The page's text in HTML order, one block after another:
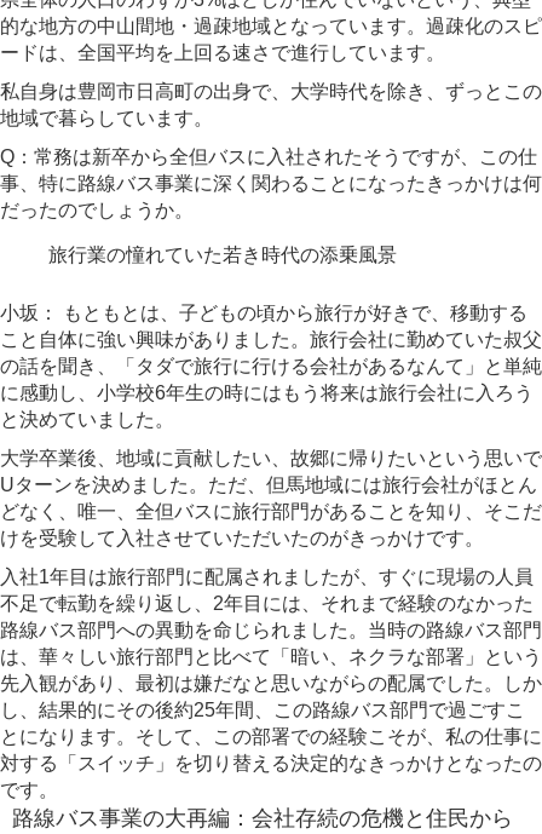
的な地方の中山間地・過疎地域となっています。過疎化のスピ
ードは、全国平均を上回る速さで進行しています。
私自身は豊岡市日高町の出身で、大学時代を除き、ずっとこの
地域で暮らしています。
Q：常務は新卒から全但バスに入社されたそうですが、この仕
事、特に路線バス事業に深く関わることになったきっかけは何
だったのでしょうか。
旅行業の憧れていた若き時代の添乗風景
小坂：
もともとは、子どもの頃から旅行が好きで、移動する
こと自体に強い興味がありました。旅行会社に勤めていた叔父
の話を聞き、「タダで旅行に行ける会社があるなんて」と単純
に感動し、小学校6年生の時にはもう将来は旅行会社に入ろう
と決めていました。
大学卒業後、地域に貢献したい、故郷に帰りたいという思いで
Uターンを決めました。ただ、但馬地域には旅行会社がほとん
どなく、唯一、全但バスに旅行部門があることを知り、そこだ
けを受験して入社させていただいたのがきっかけです。
入社1年目は旅行部門に配属されましたが、すぐに現場の人員
不足で転勤を繰り返し、2年目には、それまで経験のなかった
路線バス部門への異動を命じられました。当時の路線バス部門
は、華々しい旅行部門と比べて「暗い、ネクラな部署」という
先入観があり、最初は嫌だなと思いながらの配属でした。しか
し、結果的にその後約25年間、この路線バス部門で過ごすこ
とになります。そして、この部署での経験こそが、私の仕事に
対する「スイッチ」を切り替える決定的なきっかけとなったの
です。
路線バス事業の大再編：会社存続の危機と住民から